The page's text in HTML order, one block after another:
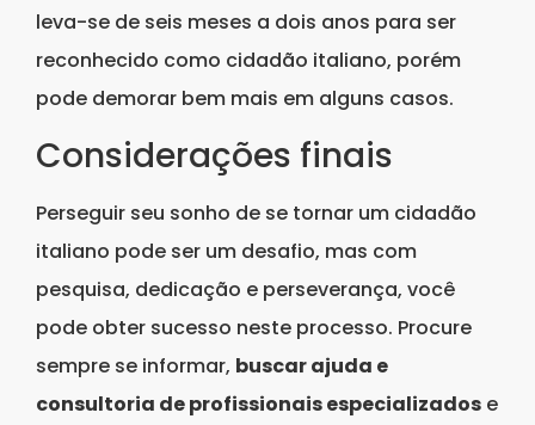
leva-se de seis meses a dois anos para ser
reconhecido como cidadão italiano, porém
pode demorar bem mais em alguns casos.
Considerações finais
Perseguir seu sonho de se tornar um cidadão
italiano pode ser um desafio, mas com
pesquisa, dedicação e perseverança, você
pode obter sucesso neste processo. Procure
sempre se informar, buscar ajuda e
consultoria de profissionais especializados e